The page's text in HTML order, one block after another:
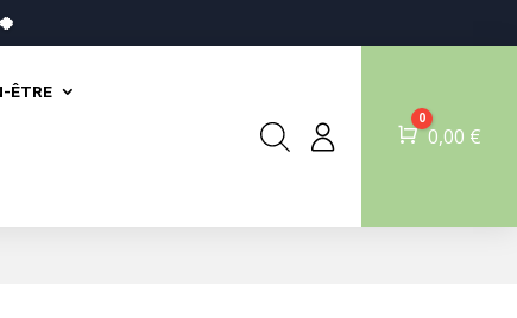
🍀
ÊTRE
Panier
0
0,00 €